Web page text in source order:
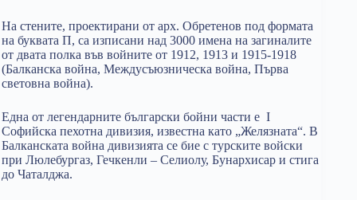
На стените, проектирани от арх. Обретенов под формата
на буквата П, са изписани над 3000 имена на загиналите
от двата полка във войните от 1912, 1913 и 1915-1918
(Балканска война, Междусъюзническа война, Първа
световна война).
Една от легендарните български бойни части е I
Софийска пехотна дивизия, известна като „Желязната“. В
Балканската война дивизията се бие с турските войски
при Люлебургаз, Гечкенли – Селиолу, Бунархисар и стига
до Чаталджа.